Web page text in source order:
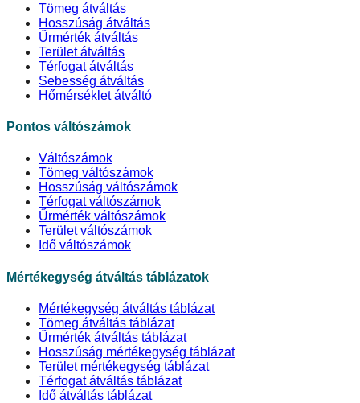
Tömeg átváltás
Hosszúság átváltás
Űrmérték átváltás
Terület átváltás
Térfogat átváltás
Sebesség átváltás
Hőmérséklet átváltó
Pontos váltószámok
Váltószámok
Tömeg váltószámok
Hosszúság váltószámok
Térfogat váltószámok
Űrmérték váltószámok
Terület váltószámok
Idő váltószámok
Mértékegység átváltás táblázatok
Mértékegység átváltás táblázat
Tömeg átváltás táblázat
Űrmérték átváltás táblázat
Hosszúság mértékegység táblázat
Terület mértékegység táblázat
Térfogat átváltás táblázat
Idő átváltás táblázat